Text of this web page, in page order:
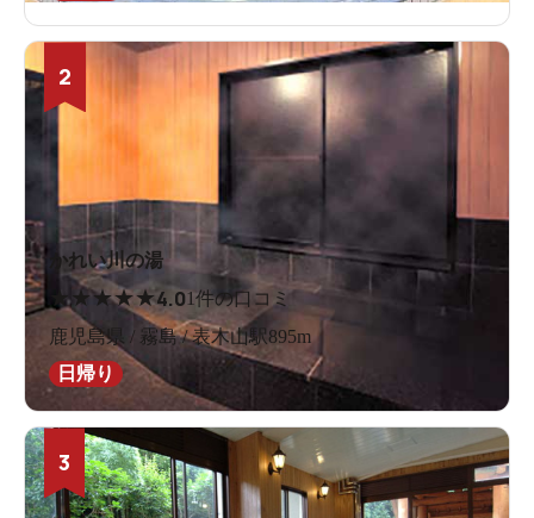
2
かれい川の湯
★★★★★4.01件の口コミ
鹿児島県 / 霧島 / 表木山駅895m
日帰り
3